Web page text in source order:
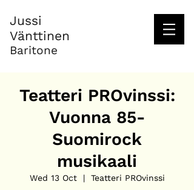
Jussi
Vänttinen
Baritone
Teatteri PROvinssi:
Vuonna 85-
Suomirock
musikaali
Wed 13 Oct
  |
Teatteri PROvinssi